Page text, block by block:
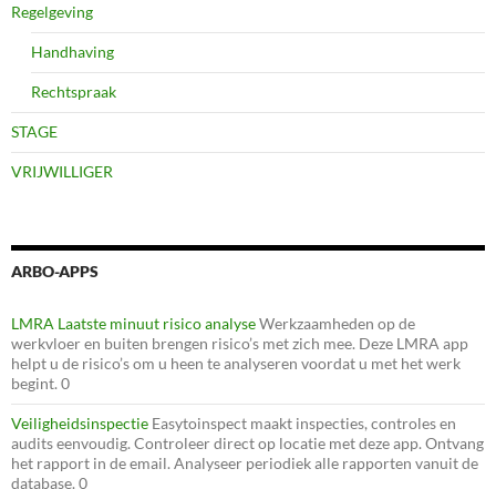
Regelgeving
Handhaving
Rechtspraak
STAGE
VRIJWILLIGER
ARBO-APPS
LMRA Laatste minuut risico analyseWerkzaamheden op de
werkvloer en buiten brengen risico’s met zich mee. Deze LMRA app
helpt u de risico’s om u heen te analyseren voordat u met het werk
begint. 0
Veiligheidsinspectie Easytoinspect maakt inspecties, controles en
audits eenvoudig. Controleer direct op locatie met deze app. Ontvang
het rapport in de email. Analyseer periodiek alle rapporten vanuit de
database. 0